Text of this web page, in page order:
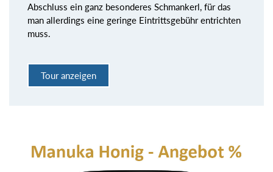
Abschluss ein ganz besonderes Schmankerl, für das
man allerdings eine geringe Eintrittsgebühr entrichten
muss.
Tour anzeigen